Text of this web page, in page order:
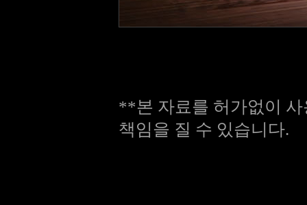
**본 자료를 허가없이
책임을 질 수 있습니다.